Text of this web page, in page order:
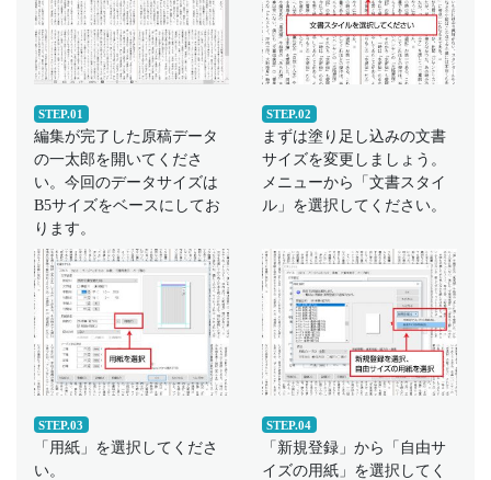
STEP.01
編集が完了した原稿データ
の一太郎を開いてくださ
い。今回のデータサイズは
B5サイズをベースにしてお
ります。
STEP.02
まずは塗り足し込みの文書
サイズを変更しましょう。
メニューから「文書スタイ
ル」を選択してください。
STEP.03
「用紙」を選択してくださ
い。
STEP.04
「新規登録」から「自由サ
イズの用紙」を選択してく